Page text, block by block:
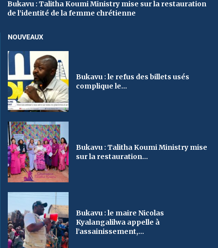
Bukavu : Talitha Koumi Ministry mise sur la restauration
de l’identité de la femme chrétienne
NOUVEAUX
Bukavu : le refus des billets usés
complique le...
Bukavu : Talitha Koumi Ministry mise
sur la restauration...
Bukavu : le maire Nicolas
Kyalangalilwa appelle à
l’assainissement,...